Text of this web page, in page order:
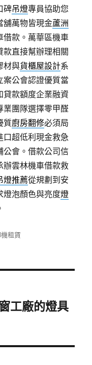
碑吊燈專員協助您
舖萬物皆現金蘆洲
借款。萬華區機車
款直接幫辦理相關
材與貨櫃屋設計系
案公會認證優質當
貸款額度企業融資
業團隊選擇零甲醛
質廚房翻修必須局
口超低利現金救急
公會。借款公司信
辦雲林機車借款救
燈推薦從規劃到安
燈泡顏色與亮度燈
租賃
工廠的燈具